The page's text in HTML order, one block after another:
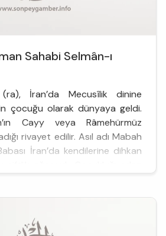
Sahabi Selmân-ı
İran’da Mecusîlik dinine
çocuğu olarak dünyaya geldi.
Cayy veya Râmehürmüz
rivayet edilir. Asıl adı Mabah
İran’da kendilerine dihkan